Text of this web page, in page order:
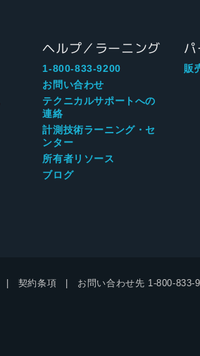
ヘルプ／ラーニング
1-800-833-9200
お問い合わせ
テクニカルサポートへの
連絡
計測技術ラーニング・セ
ンター
所有者リソース
ブログ
販
契約条項 お問い合わせ先 1-800-833-